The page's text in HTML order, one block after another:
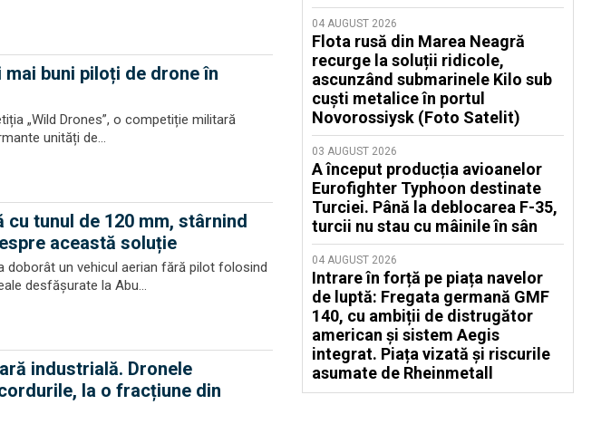
buni piloți de drone în
„Wild Drones”, o competiție militară
unități de...
tunul de 120 mm, stârnind
această soluție
doborât un vehicul aerian fără pilot folosind
desfășurate la Abu...
industrială. Dronele
la o fracțiune din
04 AUGUST 2026
Flota rusă din Marea Neagră
recurge la soluții ridicole,
ascunzând submarinele Kilo sub
cuști metalice în portul
Novorossiysk (Foto Satelit)
03 AUGUST 2026
A început producția avioanelor
Eurofighter Typhoon destinate
Turciei. Până la deblocarea F-35,
turcii nu stau cu mâinile în sân
04 AUGUST 2026
Intrare în forță pe piața navelor
de luptă: Fregata germană GMF
140, cu ambiții de distrugător
american și sistem Aegis
integrat. Piața vizată și riscurile
asumate de Rheinmetall